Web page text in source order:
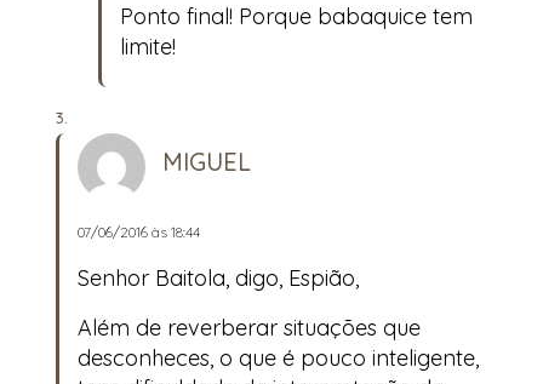
Ponto final! Porque babaquice tem
limite!
MIGUEL
07/06/2016 às 18:44
Senhor Baitola, digo, Espião,
Além de reverberar situações que
desconheces, o que é pouco inteligente,